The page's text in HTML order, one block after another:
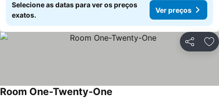
Selecione as datas para ver os preços
exatos.
Ver preços
Partilhar
Room One-Twenty-One